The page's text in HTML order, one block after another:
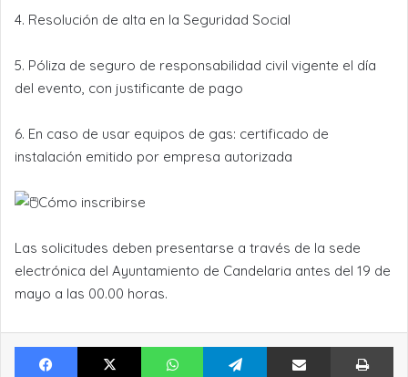
4. Resolución de alta en la Seguridad Social
5. Póliza de seguro de responsabilidad civil vigente el día
del evento, con justificante de pago
6. En caso de usar equipos de gas: certificado de
instalación emitido por empresa autorizada
Cómo inscribirse
Las solicitudes deben presentarse a través de la sede
electrónica del Ayuntamiento de Candelaria antes del 19 de
mayo a las 00.00 horas.
Facebook X WhatsApp Telegram Compartir por Email